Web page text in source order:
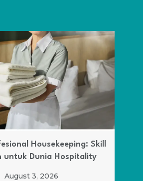
Housekeeping: Skill
untuk Dunia Hospitality
August 3, 2026